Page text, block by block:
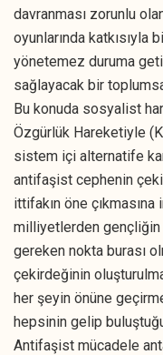
davranması zorunlu
oyunlarında katkısıyla
yönetemez duruma
sağlayacak bir
Bu konuda sosyalist
Özgürlük Hareketiyle
sistem içi alternatife
antifaşist cephenin
ittifakın öne
milliyetlerden
gereken nokta burası
çekirdeğinin
her şeyin önüne
hepsinin gelip
Antifaşist mücadele